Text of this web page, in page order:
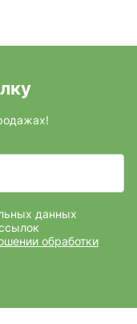
данных
обработки